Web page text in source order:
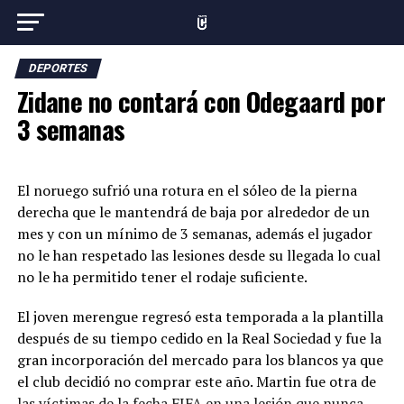
DEPORTES
Zidane no contará con Odegaard por
3 semanas
El noruego sufrió una rotura en el sóleo dela pierna
derecha que le mantendrá de baja por alrededor de un
mes y con un mínimo de 3 semanas, además el jugador
no le han respetado las lesiones desde su llegada lo cual
no le ha permitido tener el rodaje suficiente.
El joven merengue regresó esta temporada a la plantilla
después de su tiempo cedido en la Real Sociedad y fue la
gran incorporación del mercado para los blancos ya que
el club decidió no comprar este año. Martin fue otra de